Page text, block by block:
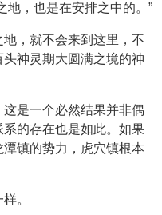
地，也是在安排之中的。”
，就不会来到这里，不
神灵期大圆满之境的神
是一个必然结果并非偶
的存在也是如此。如果
镇的势力，虎穴镇根本
。